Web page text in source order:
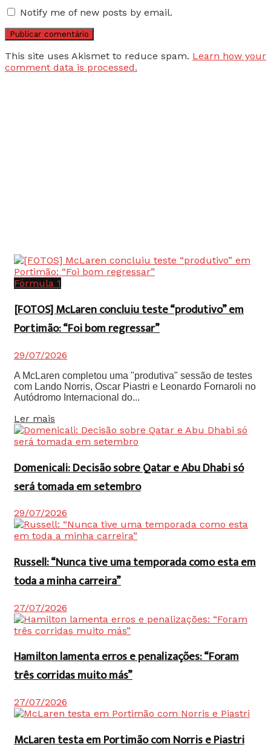
Notify me of new posts by email.
This site uses Akismet to reduce spam. Learn how your
comment data is processed.
Fórmula 1
[FOTOS] McLaren concluiu teste “produtivo” em
Portimão: “Foi bom regressar”
29/07/2026
A McLaren completou uma "produtiva" sessão de testes
com Lando Norris, Oscar Piastri e Leonardo Fornaroli no
Autódromo Internacional do...
Ler mais
Domenicali: Decisão sobre Qatar e Abu Dhabi só
será tomada em setembro
29/07/2026
Russell: “Nunca tive uma temporada como esta em
toda a minha carreira”
27/07/2026
Hamilton lamenta erros e penalizações: “Foram
três corridas muito más”
27/07/2026
McLaren testa em Portimão com Norris e Piastri